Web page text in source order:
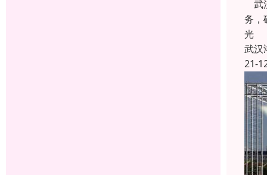
武
务，
光
武汉
21-